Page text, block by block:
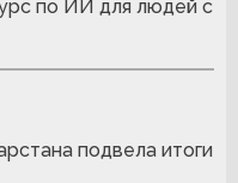
по ИИ для людей с
подвела итоги